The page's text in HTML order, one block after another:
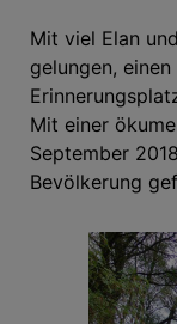
Mit viel Elan
gelungen,
Mit einer
September
Bevölkerung